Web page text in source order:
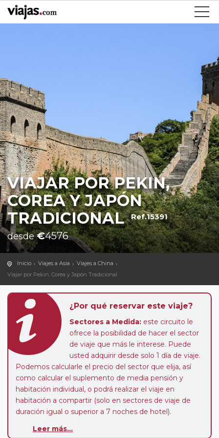
VIAJAR POR PEKIN,
COREA Y JAPÓN
TRADICIONAL Ref.15391
desde€4576
Inicio Viajes a Asia
Viajes a China
Viajar por Pekin, Corea y Japón Tradicional
¿Por qué reservar este viaje?
Sectores a Medida: este circuito le
ofrece la posibilidad de hacer el sector
de viaje que más le interese. Puede
usted adquirir desde solo 1 día de viaje.
Podemos calcularle el precio del sector que elija, así
como calcular el suplemento de media pensión y
habitación individual, o podrá realizar el viaje en
habitación a compartir (solo en sectores de viaje de
duración igual o superior a 7 noches de hotel).
año, ofrece a los pasajeros que ya hayan viajado con
Leer más...